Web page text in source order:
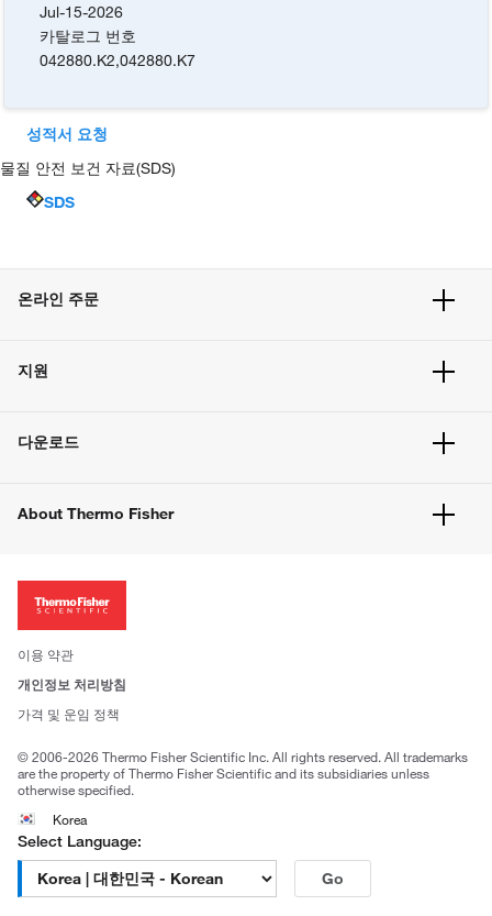
Jul-15-2026
카탈로그 번호
042880.K2,042880.K7
성적서 요청
물질 안전 보건 자료(SDS)
SDS
온라인 주문
주문 방법
벌크 주문
지원
고객 센터
웹사이트 개선사항
다운로드
About Thermo Fisher
투자자
사회적 책임
브랜드
이용 약관
개인정보 처리방침
가격 및 운임 정책
© 2006-2026 Thermo Fisher Scientific Inc. All rights reserved. All trademarks
are the property of Thermo Fisher Scientific and its subsidiaries unless
otherwise specified.
Korea
Select Language:
Go